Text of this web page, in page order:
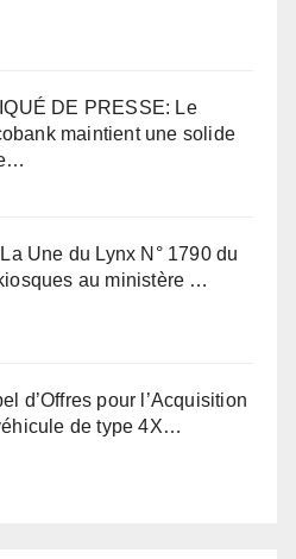
DE PRESSE: Le
maintient une solide
Une du Lynx N° 1790 du
au ministère …
d’Offres pour l’Acquisition
de type 4X…